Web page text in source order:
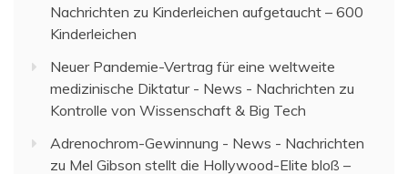
Nachrichten zu Kinderleichen aufgetaucht – 600
Kinderleichen
Neuer Pandemie-Vertrag für eine weltweite
medizinische Diktatur - News - Nachrichten zu
Kontrolle von Wissenschaft & Big Tech
Adrenochrom-Gewinnung - News - Nachrichten
zu Mel Gibson stellt die Hollywood-Elite bloß –